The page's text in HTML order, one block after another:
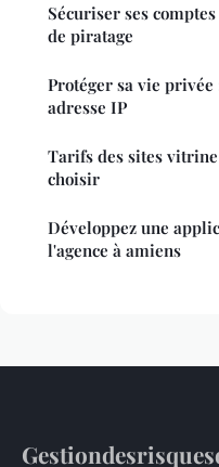
Sécuriser ses
de piratage
Protéger sa vie
adresse IP
Tarifs des sites
choisir
Développez une
l'agence à amiens